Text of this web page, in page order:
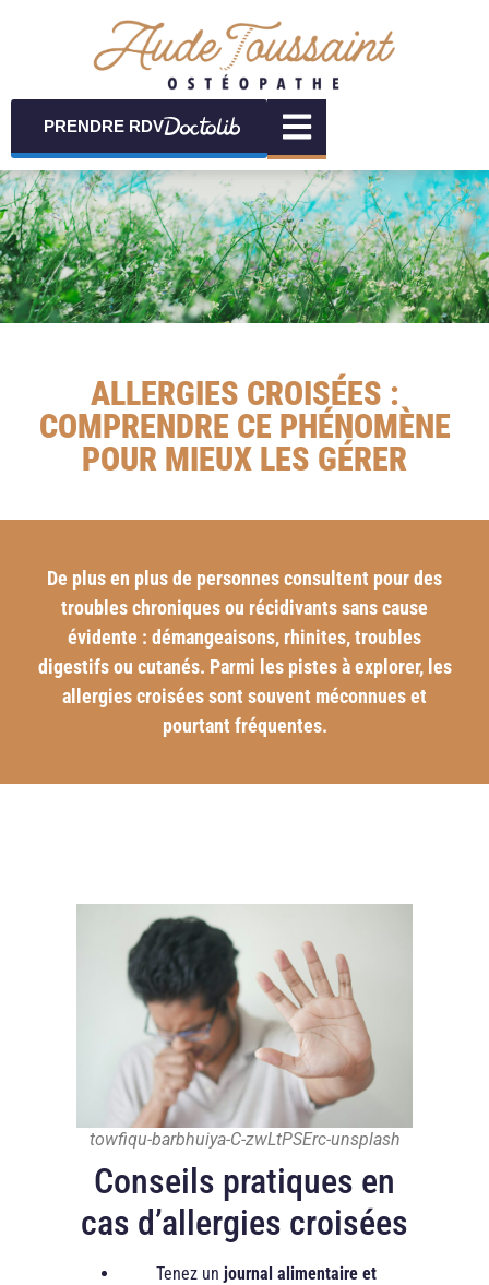
PRENDRE RDV
ALLERGIES CROISÉES :
COMPRENDRE CE PHÉNOMÈNE
POUR MIEUX LES GÉRER
De plus en plus de personnes consultent pour des
troubles chroniques ou récidivants sans cause
évidente : démangeaisons, rhinites, troubles
digestifs ou cutanés. Parmi les pistes à explorer, les
allergies croisées sont souvent méconnues et
pourtant fréquentes.
towfiqu-barbhuiya-C-zwLtPSErc-unsplash
Conseils pratiques en
cas d’allergies croisées
Tenez un journal alimentaire et